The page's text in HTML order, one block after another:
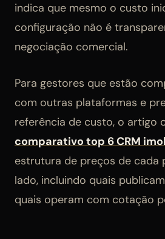
indica que mesmo o custo
configuração não é
negociação comercial.
Para gestores que estão
com outras plataformas e
referência de custo, o artigo
comparativo top 6 CRM
estrutura de preços de cada
lado, incluindo quais
quais operam com cotação